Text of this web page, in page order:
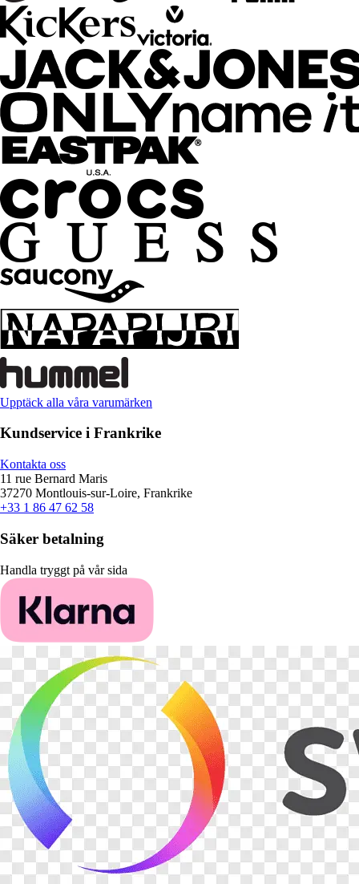
Upptäck alla våra varumärken
Kundservice i Frankrike
Kontakta oss
11 rue Bernard Maris
37270 Montlouis-sur-Loire, Frankrike
+33 1 86 47 62 58
Säker betalning
Handla tryggt på vår sida